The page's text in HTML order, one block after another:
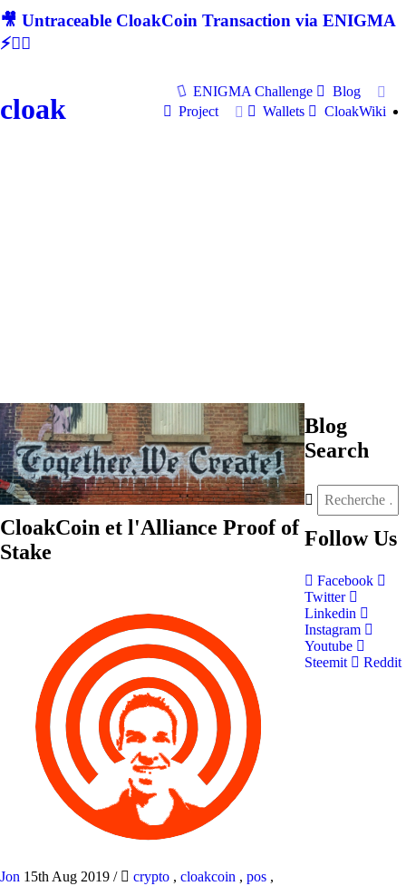
🎥 Untraceable CloakCoin Transaction via ENIGMA
⚡🕵‍♂
cloak
ENIGMA Challenge
Blog
Project
Wallets CloakWiki
CloakCoin et l'Alliance Proof of
Stake
Jon 15th Aug 2019 / crypto , cloakcoin , pos ,
Blog
Search
Follow Us
Facebook
Twitter
Linkedin
Instagram
Youtube
Steemit
Reddit